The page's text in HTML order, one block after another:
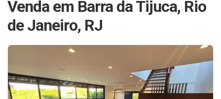
Venda em Barra da Tijuca, Rio
de Janeiro, RJ